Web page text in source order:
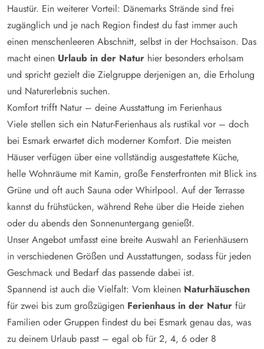
Haustür. Ein weiterer Vorteil: Dänemarks Strände sind frei
zugänglich und je nach Region findest du fast immer auch
einen menschenleeren Abschnitt, selbst in der Hochsaison. Das
macht einen Urlaub in der Natur hier besonders erholsam
und spricht gezielt die Zielgruppe derjenigen an, die Erholung
und Naturerlebnis suchen.
Komfort trifft Natur – deine Ausstattung im Ferienhaus
Viele stellen sich ein Natur-Ferienhaus als rustikal vor – doch
bei Esmark erwartet dich moderner Komfort. Die meisten
Häuser verfügen über eine vollständig ausgestattete Küche,
helle Wohnräume mit Kamin, große Fensterfronten mit Blick ins
Grüne und oft auch Sauna oder Whirlpool. Auf der Terrasse
kannst du frühstücken, während Rehe über die Heide ziehen
oder du abends den Sonnenuntergang genießt.
Unser Angebot umfasst eine breite Auswahl an Ferienhäusern
in verschiedenen Größen und Ausstattungen, sodass für jeden
Geschmack und Bedarf das passende dabei ist.
Spannend ist auch die Vielfalt: Vom kleinen Naturhäuschen
für zwei bis zum großzügigen Ferienhaus in der Natur für
Familien oder Gruppen findest du bei Esmark genau das, was
zu deinem Urlaub passt – egal ob für 2, 4, 6 oder 8